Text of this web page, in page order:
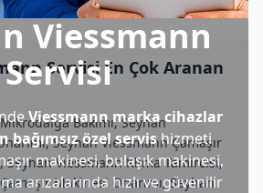
Viessmann
Servisi
Viessmann marka cihazlar
bağımsız özel servishizmeti
makinesi, bulaşık makinesi,
arızalarında hızlı ve güvenilir
Servisi En Çok Aranan
Bakımı, Seyhan
Seyhan Viessmann Çamaşır
Seyhan Viessmann Klima Tamircisi,
Makinesi Onarımı, Seyhan